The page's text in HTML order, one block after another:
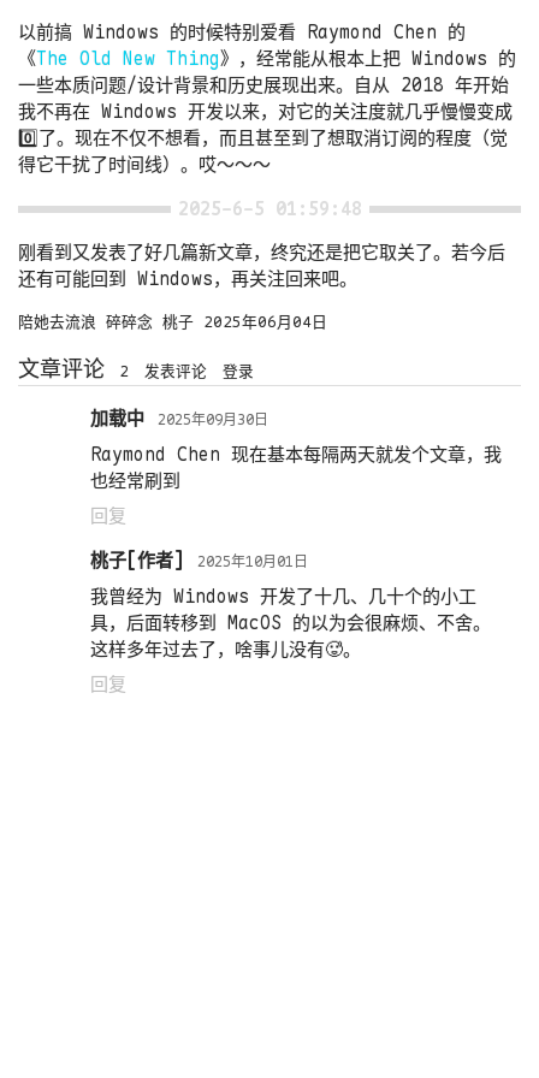
以前搞 Windows 的时候特别爱看 Raymond Chen 的
《The Old New Thing》，经常能从根本上把 Windows 的
一些本质问题/设计背景和历史展现出来。自从 2018 年开始
我不再在 Windows 开发以来，对它的关注度就几乎慢慢变成
0️⃣了。现在不仅不想看，而且甚至到了想取消订阅的程度（觉
得它干扰了时间线）。哎～～～
2025-6-5 01:59:48
刚看到又发表了好几篇新文章，终究还是把它取关了。若今后
还有可能回到 Windows，再关注回来吧。
陪她去流浪 碎碎念 桃子 2025年06月04日
文章评论 2 发表评论 登录
加载中 2025年09月30日
Raymond Chen 现在基本每隔两天就发个文章，我
也经常刷到
回复
桃子
2025年10月01日
我曾经为 Windows 开发了十几、几十个的小工
具，后面转移到 MacOS 的以为会很麻烦、不舍。
这样多年过去了，啥事儿没有🥵。
回复